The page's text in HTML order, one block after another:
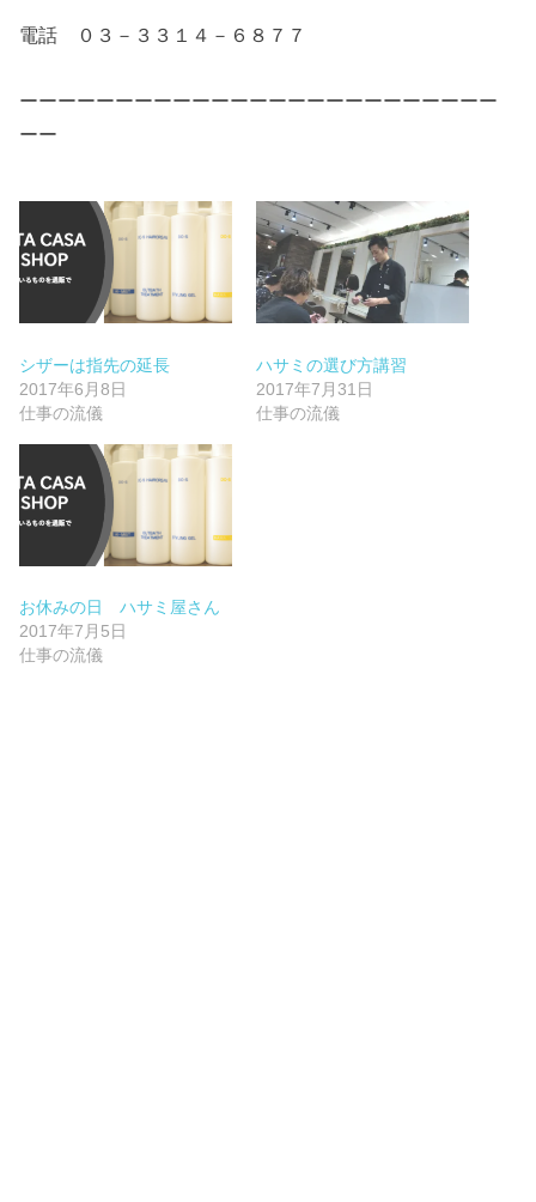
電話 ０３－３３１４－６８７７
ーーーーーーーーーーーーーーーーーーーーーーーーー
ーー
シザーは指先の延長
2017年6月8日
仕事の流儀
ハサミの選び方講習
2017年7月31日
仕事の流儀
お休みの日 ハサミ屋さん
2017年7月5日
仕事の流儀